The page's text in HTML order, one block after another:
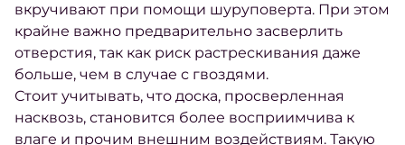
вкручивают при помощи шуруповерта. При этом
крайне важно предварительно засверлить
отверстия, так как риск растрескивания даже
больше, чем в случае с гвоздями.
Стоит учитывать, что доска, просверленная
насквозь, становится более восприимчива к
влаге и прочим внешним воздействиям. Такую